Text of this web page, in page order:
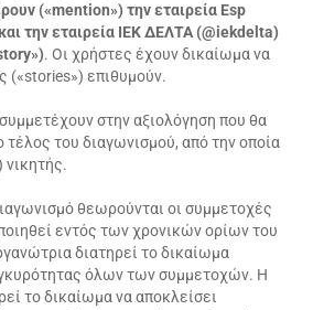
(«mention») την εταιρεία Esp
την εταιρεία ΙΕΚ ΔΕΛΤΑ (@iekdelta)
. Οι χρήστες έχουν δικαίωμα να
(«stories») επιθυμούν.
στην αξιολόγηση που θα
τέλος του διαγωνισμού, από την οποία
θεωρούνται οι συμμετοχές
εντός των χρονικών ορίων του
διατηρεί το δικαίωμα
όλων των συμμετοχών. Η
το δικαίωμα να αποκλείσει